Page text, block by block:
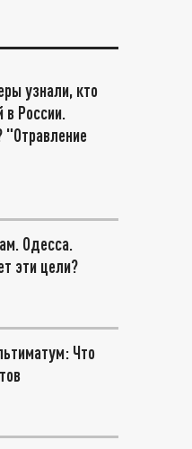
узнали, кто
России.
"Отравление
Одесса.
эти цели?
Что